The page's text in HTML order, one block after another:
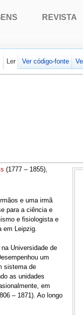
(1777 – 1855),
e uma irmã
para a ciência e
e fisiologista e
Leipzig.
Universidade de
um
sistema de
as unidades
em
– 1871). Ao longo
REVISTA
Ler Ver código-fonte